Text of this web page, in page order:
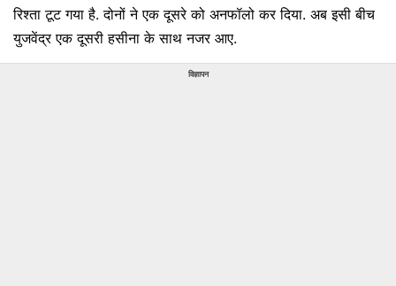
रिश्ता टूट गया है. दोनों ने एक दूसरे को अनफॉलो कर दिया. अब इसी बीच
युजवेंद्र एक दूसरी हसीना के साथ नजर आए.
विज्ञापन